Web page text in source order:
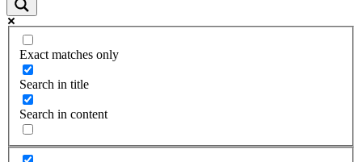
Exact matches only
Search in title
Search in content